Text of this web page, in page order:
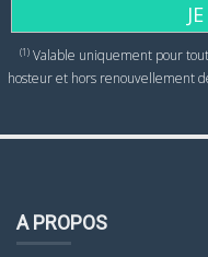
(1)Valable uniquement pour
hosteur et hors renouvellement
A PROPOS